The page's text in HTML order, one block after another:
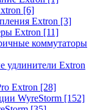
[6]
Extron [3]
Extron [11]
коммутаторы
удлинители Extron
Extron [28]
WyreStorm [152]